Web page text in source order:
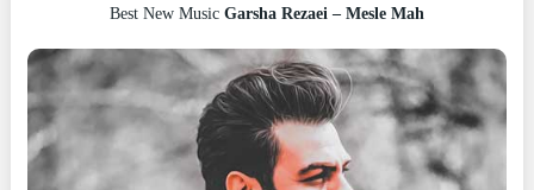
Best New MusicGarsha Rezaei – Mesle Mah